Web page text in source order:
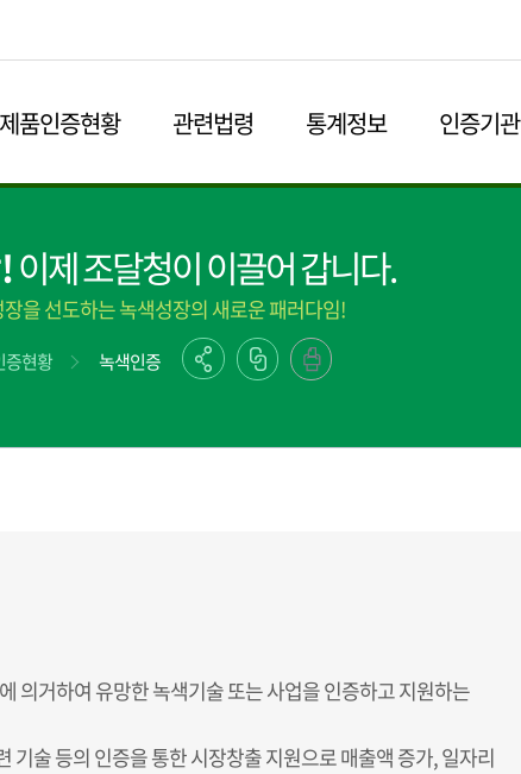
제품인증현황 관련법령 통계정보 인증기관
이제 조달청이 이끌어 갑니다.
을 선도하는 녹색성장의 새로운 패러다임!
증현황 녹색인증
의거하여 유망한 녹색기술 또는 사업을 인증하고 지원하는
기술 등의 인증을 통한 시장창출 지원으로 매출액 증가, 일자리